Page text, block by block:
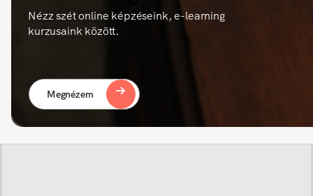
Nézz szét online képzéseink, e-learning
kurzusaink között.
Megnézem